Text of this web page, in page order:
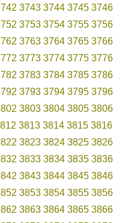
3743 3744 3745 3746
3753 3754 3755 3756
3763 3764 3765 3766
3773 3774 3775 3776
3783 3784 3785 3786
3793 3794 3795 3796
3803 3804 3805 3806
3813 3814 3815 3816
3823 3824 3825 3826
3833 3834 3835 3836
3843 3844 3845 3846
3853 3854 3855 3856
3863 3864 3865 3866